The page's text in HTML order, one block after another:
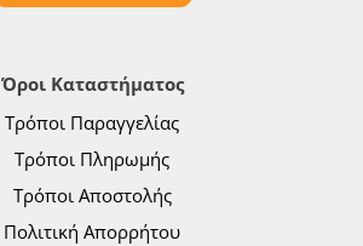
Όροι Καταστήματος
Τρόποι Παραγγελίας
Τρόποι Πληρωμής
Τρόποι Αποστολής
Πολιτική Απορρήτου